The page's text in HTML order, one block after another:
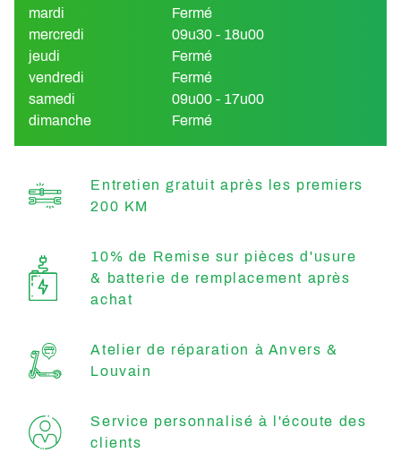
mardi
Fermé
mercredi
09u30 - 18u00
jeudi
Fermé
vendredi
Fermé
samedi
09u00 - 17u00
dimanche
Fermé
Entretien gratuit après les premiers
200 KM
10% de Remise sur pièces d'usure
& batterie de remplacement après
achat
Atelier de réparation à Anvers &
Louvain
Service personnalisé à l'écoute des
clients